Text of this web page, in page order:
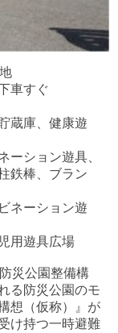
車すぐ
蔵庫、健康遊
ョン遊具、
棒、ブラン
ーション遊
遊具広場
災公園整備構
る防災公園のモ
想（仮称）』が
け持つ一時避難